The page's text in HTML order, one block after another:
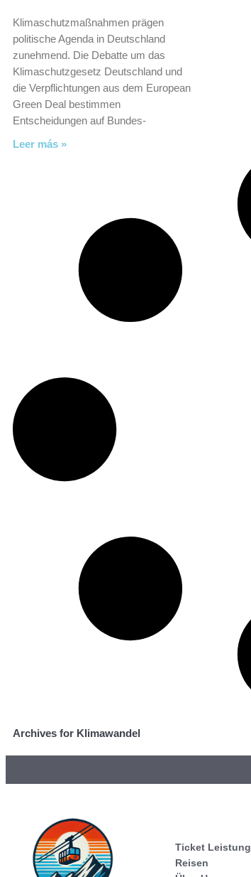
Klimaschutzmaßnahmen prägen
politische Agenda in Deutschland
zunehmend. Die Debatte um das
Klimaschutzgesetz Deutschland und
die Verpflichtungen aus dem European
Green Deal bestimmen
Entscheidungen auf Bundes-
Leer más »
Archives for Klimawandel
Ticket Leistung
Reisen